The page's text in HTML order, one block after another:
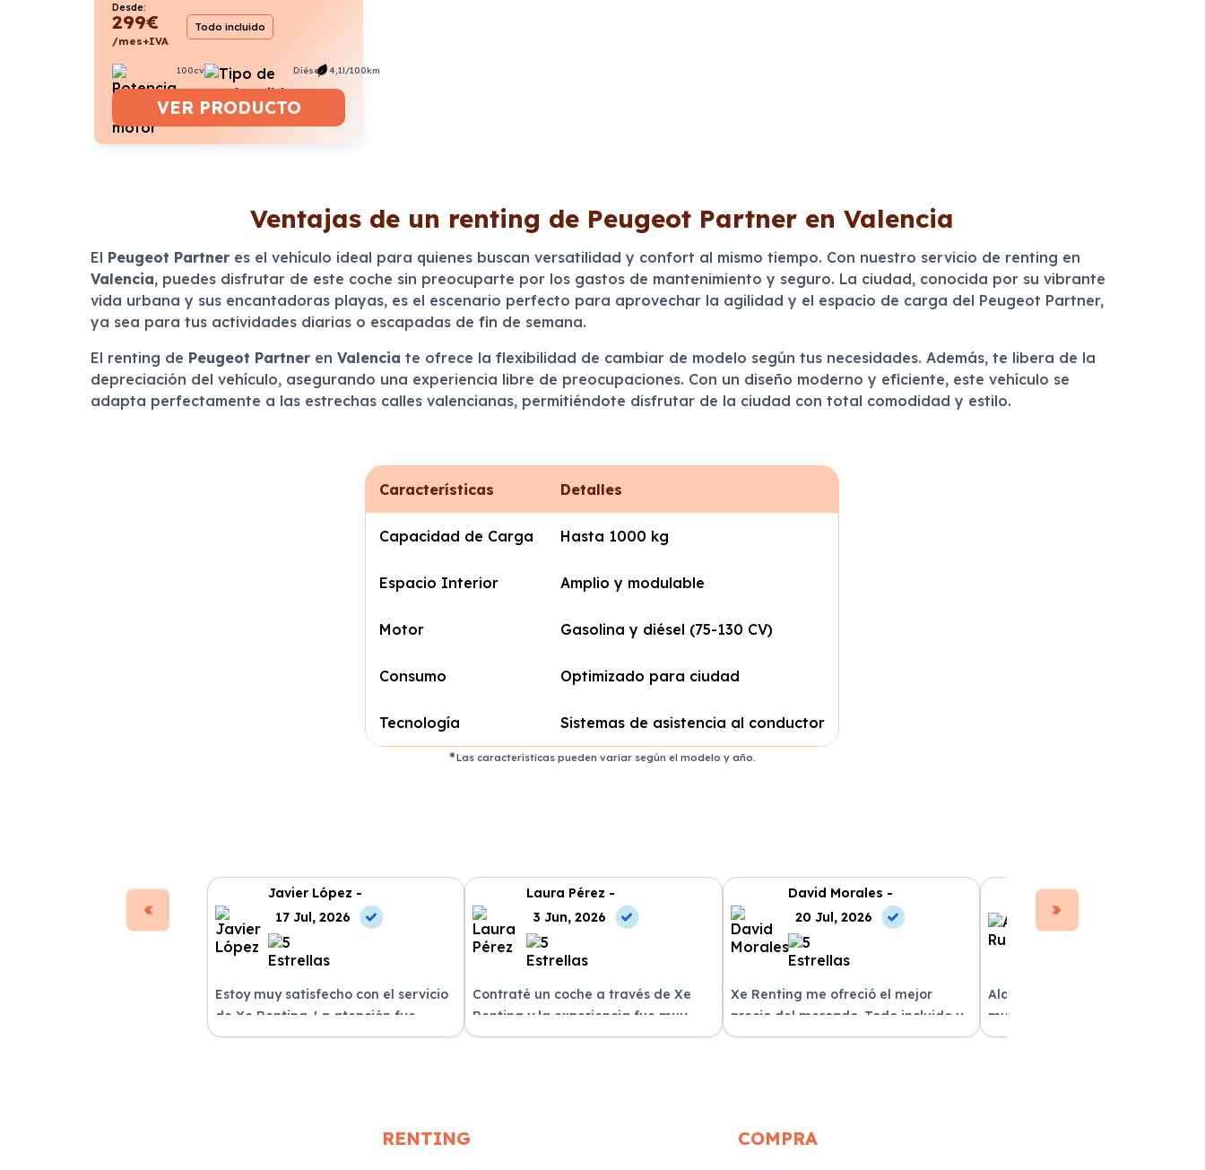
Desde:
299€
/mes+IVA
Todo incluido
100cv Diésel 4,1l/100km
VER PRODUCTO
Ventajas de un renting de Peugeot Partner en Valencia
El Peugeot Partneres el vehículo ideal para quienes buscan versatilidad y confort al mismo tiempo. Con nuestro servicio de renting en
Valencia, puedes disfrutar de este coche sin preocuparte por los gastos de mantenimiento y seguro. La ciudad, conocida por su vibrante
vida urbana y sus encantadoras playas, es el escenario perfecto para aprovechar la agilidad y el espacio de carga del Peugeot Partner,
ya sea para tus actividades diarias o escapadas de fin de semana.
El renting de Peugeot Partneren Valencia te ofrece la flexibilidad de cambiar de modelo según tus necesidades. Además, te libera de la
depreciación del vehículo, asegurando una experiencia libre de preocupaciones. Con un diseño moderno y eficiente, este vehículo se
adapta perfectamente a las estrechas calles valencianas, permitiéndote disfrutar de la ciudad con total comodidad y estilo.
Características Detalles
Capacidad de Carga Hasta 1000 kg
Espacio Interior Amplio y modulable
Motor Gasolina y diésel (75-130 CV)
Consumo Optimizado para ciudad
Tecnología Sistemas de asistencia al conductor
Las características pueden variar según el modelo y año.
Javier López -
17 Jul, 2026
Estoy muy satisfecho con el servicio
de Xe Renting. La atención fue
excelente y el coche llegó en
Laura Pérez -
3 Jun, 2026
Contraté un coche a través de Xe
Renting y la experiencia fue muy
positiva. Fácil y rápido, ¡los
David Morales -
20 Jul, 2026
Xe Renting me ofreció el mejor
precio del mercado. Todo incluido y
sin sorpresas. ¡Excelente servicio!
Ana Ruiz -
10 May, 2026
Alquilar un coche con Xe
muy sencillo. Tienen una gran
variedad y el trato fue
RENTING COMPRA